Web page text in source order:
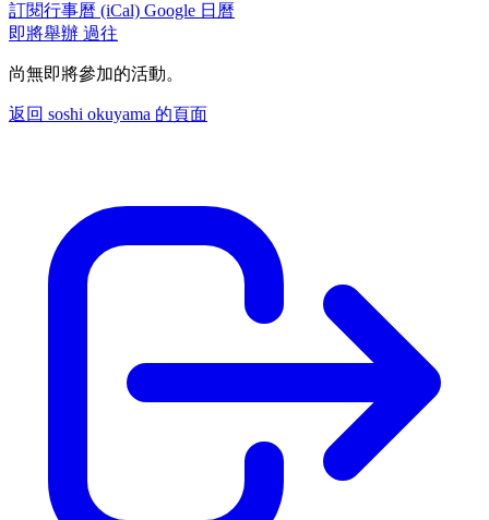
訂閱行事曆 (iCal) Google 日曆
即將舉辦 過往
尚無即將參加的活動。
返回 soshi okuyama 的頁面